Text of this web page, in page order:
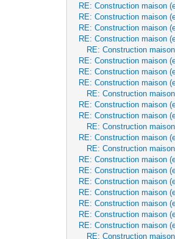
RE: Construction maison
RE: Construction maison
RE: Construction maison
RE: Construction maison
RE: Construction
RE: Construction maison
RE: Construction maison
RE: Construction maison
RE: Construction
RE: Construction maison
RE: Construction maison
RE: Construction
RE: Construction maison
RE: Construction
RE: Construction maison
RE: Construction maison
RE: Construction maison
RE: Construction maison
RE: Construction maison
RE: Construction maison
RE: Construction maison
RE: Construction